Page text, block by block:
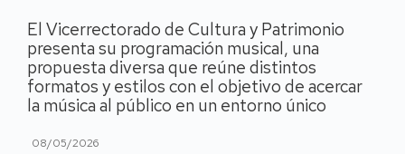
El Vicerrectorado de Cultura y Patrimonio
presenta su programación musical, una
propuesta diversa que reúne distintos
formatos y estilos con el objetivo de acercar
la música al público en un entorno único
08/05/2026